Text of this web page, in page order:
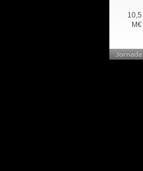
10,5
M€
Jornada